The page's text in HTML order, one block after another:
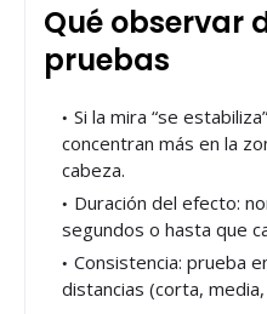
Qué observar
pruebas
Si la mira “se
concentran más en la
cabeza.
Duración del efecto:
segundos o hasta que
Consistencia: prueba
distancias (corta, media,